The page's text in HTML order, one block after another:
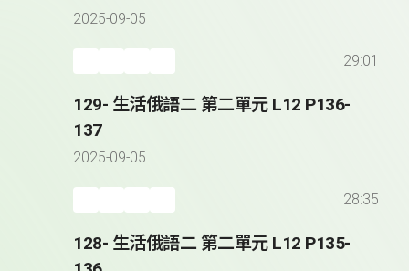
2025-09-05
29:01
129- 生活俄語二 第二單元 L12 P136-
137
2025-09-05
28:35
128- 生活俄語二 第二單元 L12 P135-